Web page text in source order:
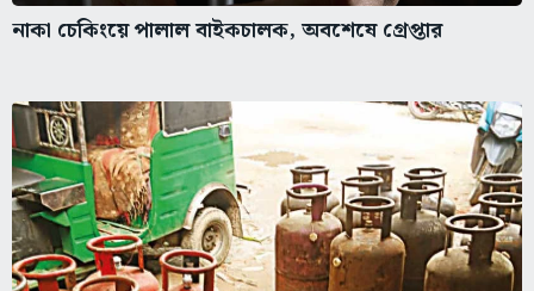
নাকা চেকিংয়ে পালাল বাইকচালক, অবশেষে গ্রেপ্তার